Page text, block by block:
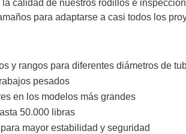
calidad de nuestros rodillos e
para adaptarse a casi todos los
y rangos para diferentes diámetros de
pesados
en los modelos más grandes
50.000 libras
mayor estabilidad y seguridad